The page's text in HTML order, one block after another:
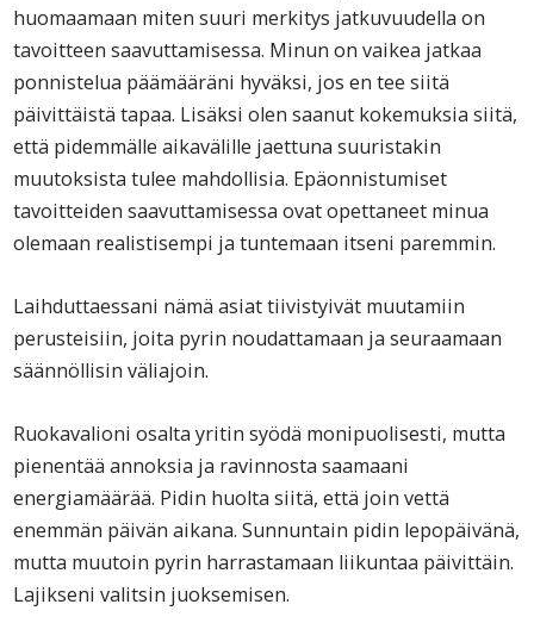
huomaamaan miten suuri merkitys jatkuvuudella on
tavoitteen saavuttamisessa. Minun on vaikea jatkaa
ponnistelua päämääräni hyväksi, jos en tee siitä
päivittäistä tapaa. Lisäksi olen saanut kokemuksia siitä,
että pidemmälle aikavälille jaettuna suuristakin
muutoksista tulee mahdollisia. Epäonnistumiset
tavoitteiden saavuttamisessa ovat opettaneet minua
olemaan realistisempi ja tuntemaan itseni paremmin.
Laihduttaessani nämä asiat tiivistyivät muutamiin
perusteisiin, joita pyrin noudattamaan ja seuraamaan
säännöllisin väliajoin.
Ruokavalioni osalta yritin syödä monipuolisesti, mutta
pienentää annoksia ja ravinnosta saamaani
energiamäärää. Pidin huolta siitä, että join vettä
enemmän päivän aikana. Sunnuntain pidin lepopäivänä,
mutta muutoin pyrin harrastamaan liikuntaa päivittäin.
Lajikseni valitsin juoksemisen.